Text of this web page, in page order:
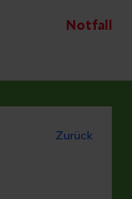
Notfall
Zurück